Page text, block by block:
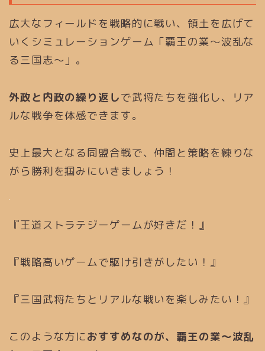
広大なフィールドを戦略的に戦い、領土を広げて
いくシミュレーションゲーム「覇王の業～波乱な
る三国志～」。
外政と内政の繰り返しで武将たちを強化し、リア
ルな戦争を体感できます。
史上最大となる同盟合戦で、仲間と策略を練りな
がら勝利を掴みにいきましょう！
『王道ストラテジーゲームが好きだ！』
『戦略高いゲームで駆け引きがしたい！』
『三国武将たちとリアルな戦いを楽しみたい！』
このような方におすすめなのが、覇王の業～波乱